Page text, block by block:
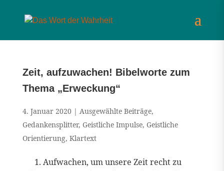
Zeit, aufzuwachen! Bibelworte zum
Thema „Erweckung“
4. Januar 2020| Ausgewählte Beiträge,
Gedankensplitter, Geistliche Impulse, Geistliche
Orientierung, Klartext
1. Aufwachen, um unsere Zeit recht zu